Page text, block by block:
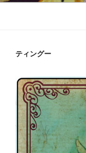
ッ
ティングー